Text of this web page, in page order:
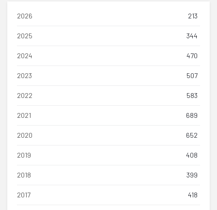
2026 213
2025 344
2024 470
2023 507
2022 583
2021 689
2020 652
2019 408
2018 399
2017 418